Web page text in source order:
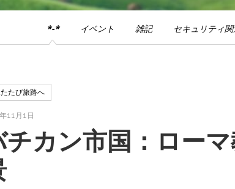
*-* イベント 雑記 セキュリティ
たび旅路へ
11月1日
チカン市国：ロー